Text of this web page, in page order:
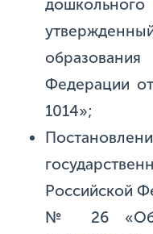
Федерации
1014»;
Российской
№ 26 «Об